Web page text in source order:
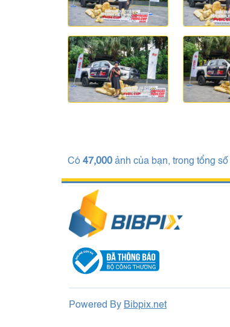
Có 47,000 ảnh của bạn, trong tổng số
Powered By Bibpix.net